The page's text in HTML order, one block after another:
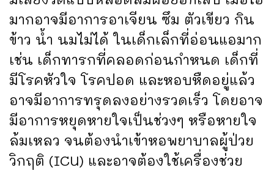
มากอาจมีอาการอาเจียน ซึม ตัวเขียว กิน
ข้าว น้ำ นมไม่ได้ ในเด็กเล็กที่อ่อนแอมาก
เช่น เด็กทารกที่คลอดก่อนกำหนด เด็กที่
มีโรคหัวใจ โรคปอด และหอบหืดอยู่แล้ว
อาจมีอาการทรุดลงอย่างรวดเร็ว โดยอาจ
มีอาการหยุดหายใจเป็นช่วงๆ หรือหายใจ
ล้มเหลว จนต้องนำเข้าหอพยาบาลผู้ป่วย
วิกฤติ (ICU) และอาจต้องใช้เครื่องช่วย